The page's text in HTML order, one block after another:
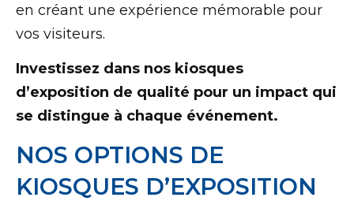
en créant une expérience mémorable pour
vos visiteurs.
Investissez dans nos kiosques
d’exposition de qualité pour un impact qui
se distingue à chaque événement.
NOS OPTIONS DE
KIOSQUES D’EXPOSITION